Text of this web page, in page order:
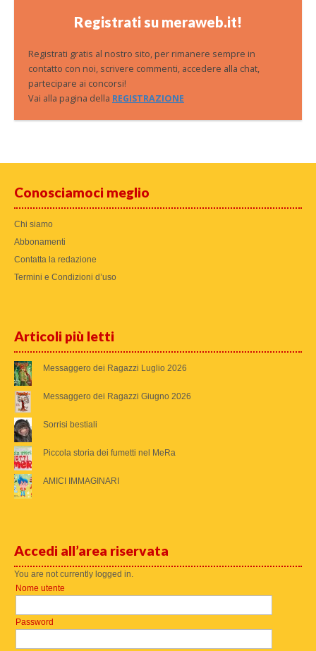
Registrati su meraweb.it!
Registrati gratis al nostro sito, per rimanere sempre in
contatto con noi, scrivere commenti, accedere alla chat,
partecipare ai concorsi!
Vai alla pagina della REGISTRAZIONE
Conosciamoci meglio
Chi siamo
Abbonamenti
Contatta la redazione
Termini e Condizioni d’uso
Articoli più letti
Messaggero dei Ragazzi Luglio 2026
Messaggero dei Ragazzi Giugno 2026
Sorrisi bestiali
Piccola storia dei fumetti nel MeRa
AMICI IMMAGINARI
Accedi all’area riservata
You are not currently logged in.
Nome utente
Password